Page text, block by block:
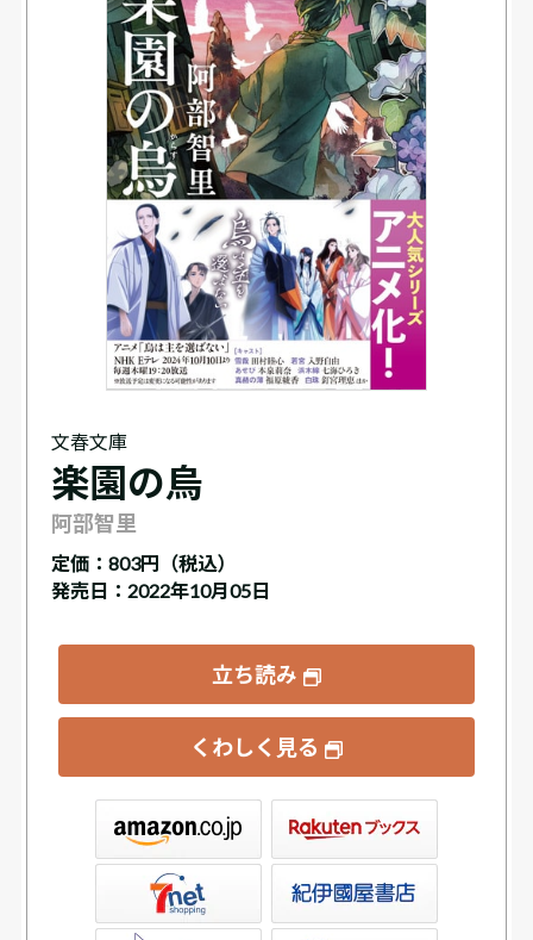
文春文庫
楽園の烏
阿部智里
定価： 803円（税込）
発売日：2022年10月05日
立ち読み
くわしく見る
書店ウェブストア